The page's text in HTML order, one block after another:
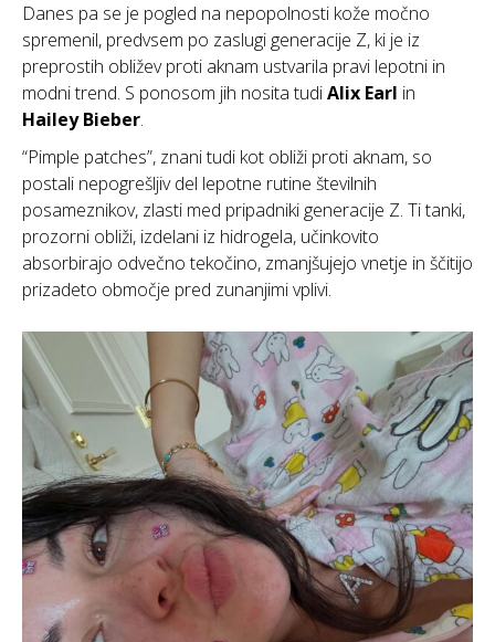
Danes pa se je pogled na nepopolnosti kože močno
spremenil, predvsem po zaslugi generacije Z, ki je iz
preprostih obližev proti aknam ustvarila pravi lepotni in
modni trend. S ponosom jih nosita tudiAlix Earl in
Hailey Bieber.
“Pimple patches”, znani tudi kot obliži proti aknam, so
postali nepogrešljiv del lepotne rutine številnih
posameznikov, zlasti med pripadniki generacije Z. Ti tanki,
prozorni obliži, izdelani iz hidrogela, učinkovito
absorbirajo odvečno tekočino, zmanjšujejo vnetje in ščitijo
prizadeto območje pred zunanjimi vplivi.